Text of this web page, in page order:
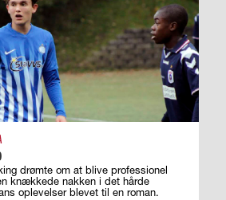
drømte om at blive professionel
knækkede nakken i det hårde
oplevelser blevet til en roman.